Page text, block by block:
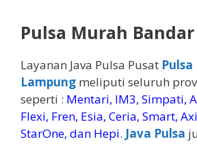
Pulsa Murah
Layanan Java Pulsa Pusat
Lampung meliputi seluruh
seperti : Mentari, IM3, Simpati,
Flexi, Fren, Esia, Ceria, Smart,
StarOne, dan Hepi. Java Pulsa